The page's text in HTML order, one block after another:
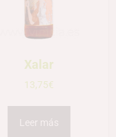
Xalar
13,75€
Leer más